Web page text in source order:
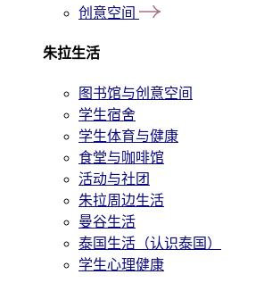
创意空间
朱拉生活
图书馆与创意空间
学生宿舍
学生体育与健康
食堂与咖啡馆
活动与社团
朱拉周边生活
曼谷生活
泰国生活（认识泰国）
学生心理健康